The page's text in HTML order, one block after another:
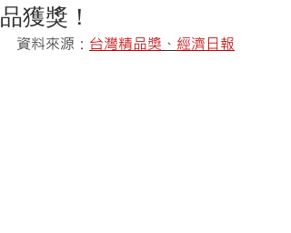
品獲獎！
資料來源： 台灣精品獎 、 經濟日報